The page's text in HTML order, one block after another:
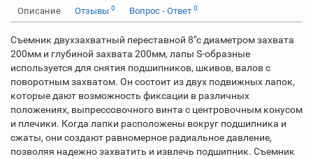
Описание Отзывы 0 Вопрос - Ответ 0
Съемник двухзахватный переставной 8"с диаметром захвата
200мм и глубиной захвата 200мм, лапы S-образные
используется для снятия подшипников, шкивов, валов с
поворотным захватом. Он состоит из двух подвижных лапок,
которые дают возможность фиксации в различных
положениях, выпрессовочного винта с центровочным конусом
и плечики. Когда лапки расположены вокруг подшипника и
сжаты, они создают равномерное радиальное давление,
позволяя надежно захватить и извлечь подшипник. Съемник